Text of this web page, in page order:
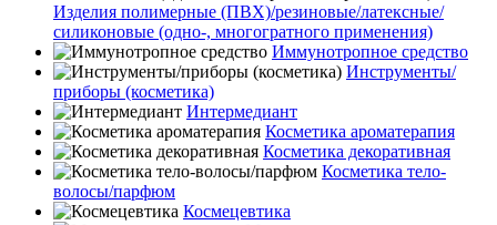
Изделия полимерные (ПВХ)/резиновые/латексные/
силиконовые (одно-, многогратного применения)
Иммунотропное средство
Инструменты/
приборы (косметика)
Интермедиант
Косметика ароматерапия
Косметика декоративная
Косметика тело-
волосы/парфюм
Космецевтика